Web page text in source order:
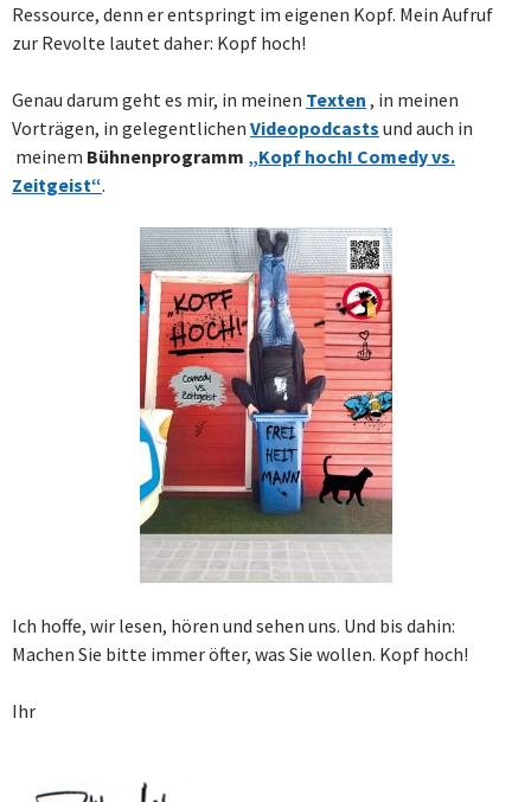
Ressource, denn er entspringt im eigenen Kopf. Mein Aufruf
zur Revolte lautet daher: Kopf hoch!
Genau darum geht es mir, in meinen Texten , in meinen
Vorträgen, in gelegentlichen Videopodcasts und auch in
meinem Bühnenprogramm „Kopf hoch! Comedy vs.
Zeitgeist“.
Ich hoffe, wir lesen, hören und sehen uns. Und bis dahin:
Machen Sie bitte immer öfter, was Sie wollen. Kopf hoch!
Ihr